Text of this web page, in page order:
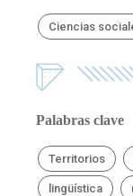
Ciencias
Palabras clave
Territorios
lingüística